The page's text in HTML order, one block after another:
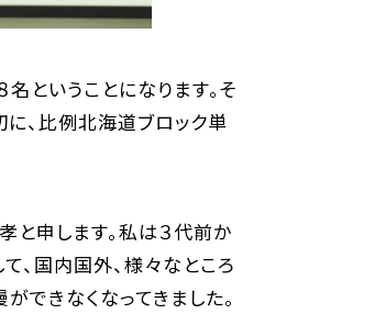
ということになります。そ
、比例北海道ブロック単
と申します。私は３代前か
、国内国外、様々なところ
できなくなってきました。